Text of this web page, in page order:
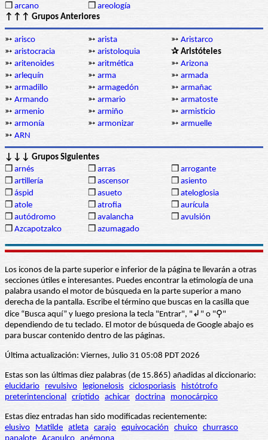
❒ arcano ❒ areología
↑↑↑ Grupos Anteriores
➳ arisco ➳ arista ➳ Aristarco
➳ aristocracia ➳ aristoloquia
✰ Aristóteles
➳ aritenoides ➳ aritmética ➳ Arizona
➳ arlequín ➳ arma ➳ armada
➳ armadillo ➳ armagedón ➳ armañac
➳ Armando ➳ armario ➳ armatoste
➳ armenio ➳ armiño ➳ armisticio
➳ armonía ➳ armonizar ➳ armuelle
➳ ARN
↓↓↓ Grupos Siguientes
❒ arnés ❒ arras ❒ arrogante
❒ artillería ❒ ascensor ❒ asiento
❒ áspid ❒ asueto ❒ ateloglosia
❒ atole ❒ atrofia ❒ aurícula
❒ autódromo ❒ avalancha ❒ avulsión
❒ Azcapotzalco ❒ azumagado
Los iconos de la parte superior e inferior de la página te llevarán a otras
secciones útiles e interesantes. Puedes encontrar la etimología de una
palabra usando el motor de búsqueda en la parte superior a mano
derecha de la pantalla. Escribe el término que buscas en la casilla que
dice “Busca aquí” y luego presiona la tecla "Entrar", "↲" o "⚲"
dependiendo de tu teclado. El motor de búsqueda de Google abajo es
para buscar contenido dentro de las páginas.
Última actualización: Viernes, Julio 31 05:08 PDT 2026
Estas son las últimas diez palabras (de 15.865) añadidas al diccionario:
elucidario
revulsivo legionelosis ciclosporiasis
histótrofo
preterintencional críptido achicar doctrina monocárpico
Estas diez entradas han sido modificadas recientemente:
elusivo
Matilde atleta carajo equivocación chuico churrasco